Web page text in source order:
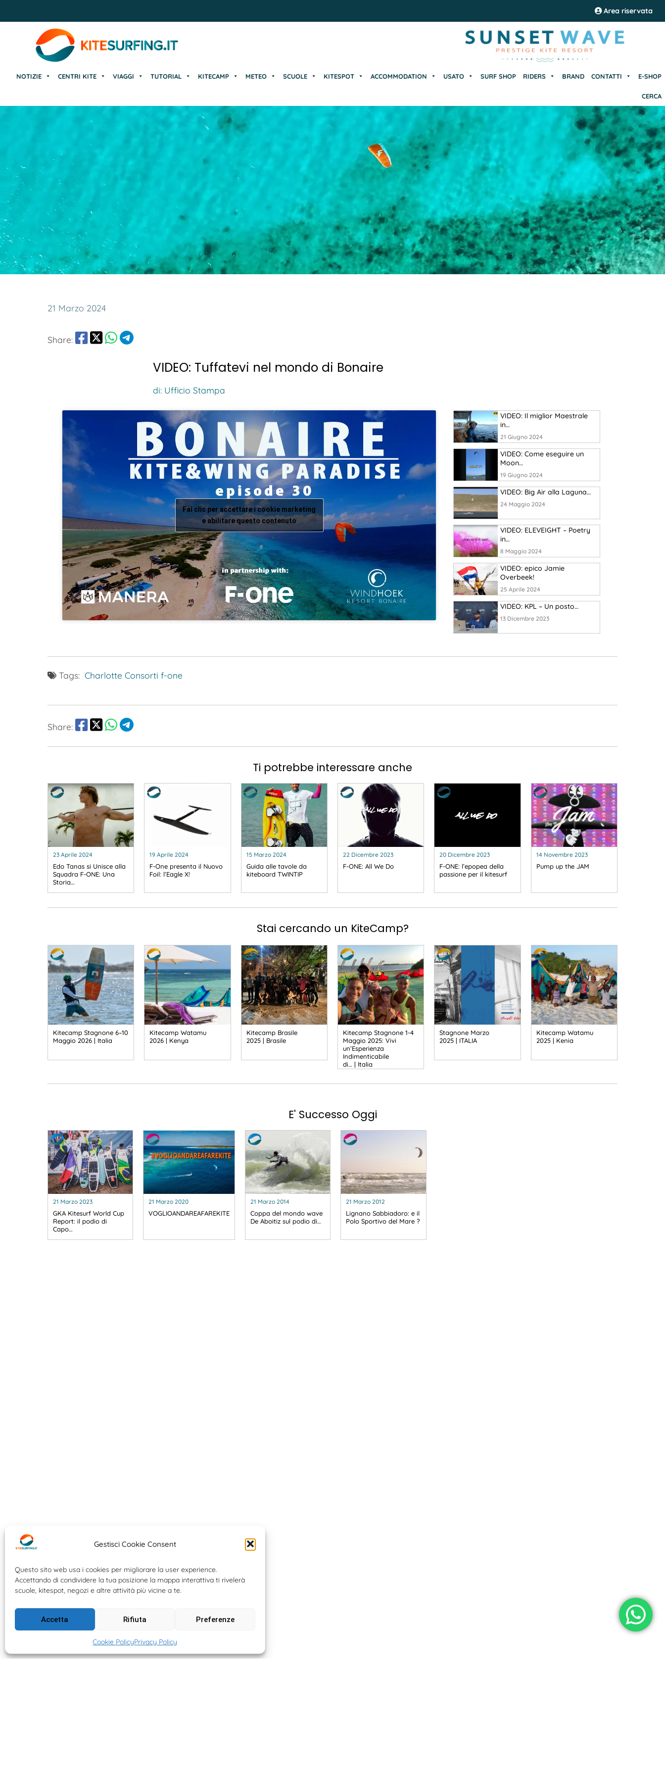
Gestisci Cookie Consent
Questo sito web usa i cookies per migliorare la user experience.
Accettando di condividere la tua posizione la mappa interattiva ti rivelerà
scuole, kitespot, negozi e altre attività più vicine a te.
Accetta Rifiuta Preferenze
Cookie PolicyPrivacy Policy
Area riservata
NOTIZIE CENTRI KITE VIAGGI TUTORIAL KITECAMP METEO SCUOLE KITESPOT ACCOMMODATION USATO SURF SHOP RIDERS BRAND CONTATTI E-SHOP
CERCA
21 Marzo 2024
Share:
VIDEO: Tuffatevi nel mondo di Bonaire
di: Ufficio Stampa
Fai clic per accettare i cookie marketing
e abilitare questo contenuto
VIDEO: Il miglior Maestrale
in…
21 Giugno 2024
VIDEO: Come eseguire un
Moon…
19 Giugno 2024
VIDEO: Big Air alla Laguna…
24 Maggio 2024
VIDEO: ELEVEIGHT – Poetry
in…
8 Maggio 2024
VIDEO: epico Jamie
Overbeek!
25 Aprile 2024
VIDEO: KPL – Un posto…
13 Dicembre 2023
Tags: Charlotte Consorti f-one
Share:
Ti potrebbe interessare anche
23 Aprile 2024
Edo Tanas si Unisce alla
Squadra F-ONE: Una
Storia…
19 Aprile 2024
F-One presenta il Nuovo
Foil: l’Eagle X!
15 Marzo 2024
Guida alle tavole da
kiteboard TWINTIP
22 Dicembre 2023
F-ONE: All We Do
20 Dicembre 2023
F-ONE: l’epopea della
passione per il kitesurf
14 Novembre 2023
Pump up the JAM
Stai cercando un KiteCamp?
Kitecamp Stagnone 6–10
Maggio 2026 | Italia
Kitecamp Watamu
2026 | Kenya
Kitecamp Brasile
2025 | Brasile
Kitecamp Stagnone 1-4
Maggio 2025: Vivi
un’Esperienza
Indimenticabile
di… | Italia
Stagnone Marzo
2025 | ITALIA
Kitecamp Watamu
2025 | Kenia
E' Successo Oggi
21 Marzo 2023
GKA Kitesurf World Cup
Report: il podio di
Capo…
21 Marzo 2020
VOGLIOANDAREAFAREKITE
21 Marzo 2014
Coppa del mondo wave
De Aboitiz sul podio di…
21 Marzo 2012
Lignano Sabbiadoro: e il
Polo Sportivo del Mare ?